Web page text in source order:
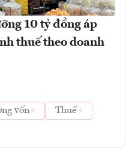
10 tỷ đồng áp
thuế theo doanh
vốn
Thuế